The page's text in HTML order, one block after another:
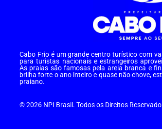
Cabo Frio é um grande centro turístico com
para turistas nacionais e estrangeiros
As praias são famosas pela areia branca e
brilha forte o ano inteiro e quase não chove,
praiano.
© 2026 NPI Brasil. Todos os Direitos